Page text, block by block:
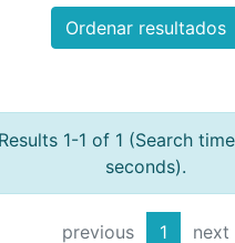
Ordenar resultados
Results 1-1 of 1 (Search
seconds).
previous 1 next